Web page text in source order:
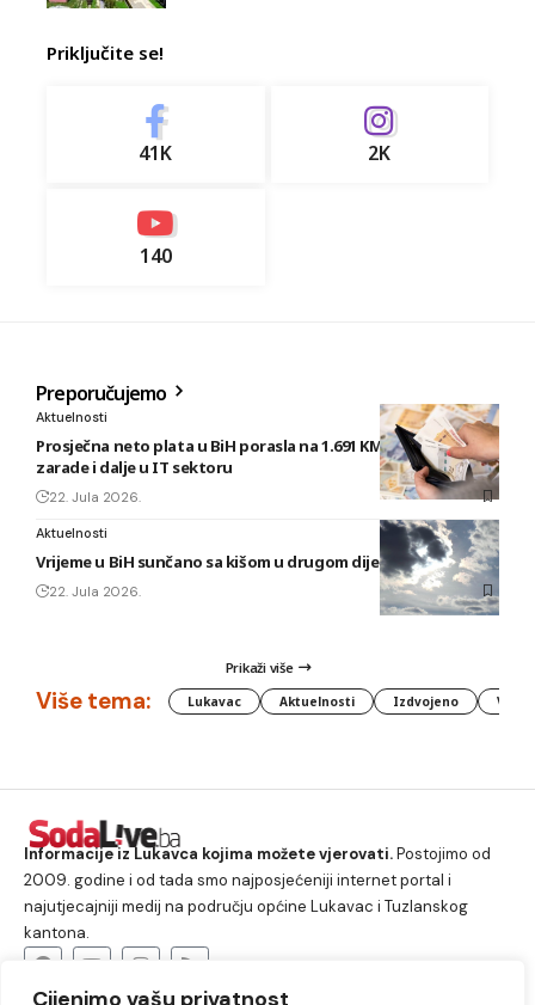
Cijenimo vašu privatnost
Priključite se!
41K 2K
140
Preporučujemo
Aktuelnosti
Prosječna neto plata u BiH porasla na 1.691 KM, najveće
zarade i dalje u IT sektoru
22. Jula 2026.
Aktuelnosti
Vrijeme u BiH sunčano sa kišom u drugom dijelu dana
22. Jula 2026.
Prikaži više
Više tema: Lukavac Aktuelnosti Izdvojeno
Informacije iz Lukavca kojima možete vjerovati.Postojimo od
2009. godine i od tada smo najposjećeniji internet portal i
najutjecajniji medij na području općine Lukavac i Tuzlanskog
kantona.